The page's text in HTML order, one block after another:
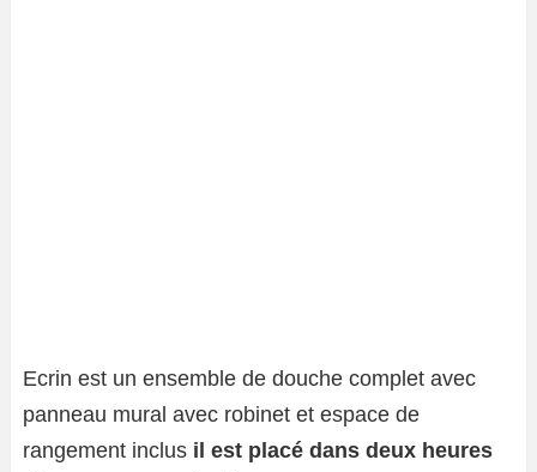
Ecrin est un ensemble de douche complet avec
panneau mural avec robinet et espace de
rangement inclus il est placé dans deux heures